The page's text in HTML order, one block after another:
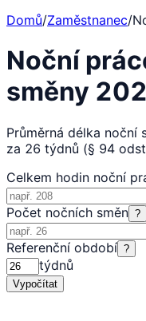
Domů/Zaměstnanec/
Noční
směny
Průměrná délka noční
za 26 týdnů (§ 94
Celkem hodin noční
Počet nočních směn ?
Referenční období ?
týdnů
Vypočítat